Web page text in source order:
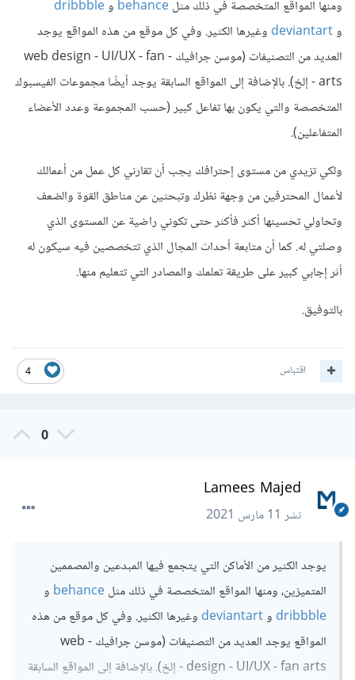
ومنها المواقع المتخصصة في ذلك مثلbehance وdribbble
وdeviantartوغيرها الكثير. وفي كل موقع من هذه المواقع يوجد
العديد من التصنيفات (موسن جرافيك - web design - UI/UX - fan
arts - إلخ). بالإضافة إلى المواقع السابقة يوجد أيضًا مجموعات الفيسبوك
المتخصصة والتي يكون بها تفاعل كبير (حسب المجموعة وعدد الأعضاء
المتفاعلين).
ولكي تزيدي من مستوى إحترافك يجب أن تقارني كل عمل من أعمالك
لأعمال المحترفين من وجهة نظرك وتبحثين عن مناطق القوة والضعف
وتحاولي تحسينها أكثر فأكثر حتى تكوني راضية عن المستوى الذي
وصلتي له. كما أن متابعة أحداث المجال الذي تتخصصين فيه سيكون له
أثر إجابي كبير على طريقة تعلمك والمصادر التي تتعليم منها.
بالتوفيق.
4 اقتباس
0
Lamees Majed
نشر11 مارس 2021
يوجد الكثير من الأماكن التي يتجمع فيها المبدعين والمصممين
المتميزين، ومنها المواقع المتخصصة في ذلك مثلbehance و
dribbble وdeviantartوغيرها الكثير. وفي كل موقع من هذه
المواقع يوجد العديد من التصنيفات (موسن جرافيك - web
design - UI/UX - fan arts - إلخ). بالإضافة إلى المواقع السابقة